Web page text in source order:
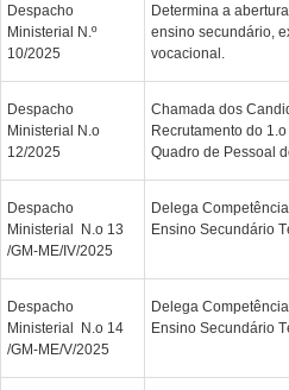
Despacho
Ministerial N.º
10/2025
Determina a
ensino secundário,
vocacional.
Despacho
Ministerial N.o
12/2025
Chamada dos
Recrutamento do
Quadro de Pessoal
Despacho
Ministerial N.o 13
/GM-ME/IV/2025
Delega
Ensino Secundário
Despacho
Ministerial N.o 14
/GM-ME/V/2025
Delega
Ensino Secundário